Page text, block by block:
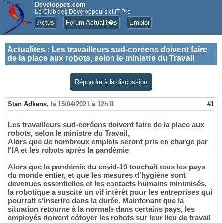
Developpez.com
Le Club des Développeurs et IT Pro
Actus Forum Actualit�s Emploi
Actualités : Les travailleurs sud-coréens doivent faire
de la place aux robots, selon le ministre du Travail
Répondre à la discussion
Stan Adkens, le 15/04/2021 à 12h11 #1
Les travailleurs sud-coréens doivent faire de la place aux
robots, selon le ministre du Travail,
Alors que de nombreux emplois seront pris en charge par
l'IA et les robots après la pandémie
Alors que la pandémie du covid-19 touchait tous les pays
du monde entier, et que les mesures d'hygiène sont
devenues essentielles et les contacts humains minimisés,
la robotique a suscité un vif intérêt pour les entreprises qui
pourrait s'inscrire dans la durée. Maintenant que la
situation retourne à la normale dans certains pays, les
employés doivent côtoyer les robots sur leur lieu de travail